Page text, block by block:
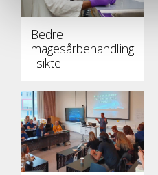
Bedre
magesårbehandling
i sikte